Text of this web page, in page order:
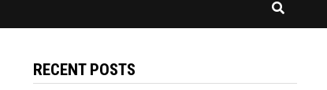
RECENT POSTS